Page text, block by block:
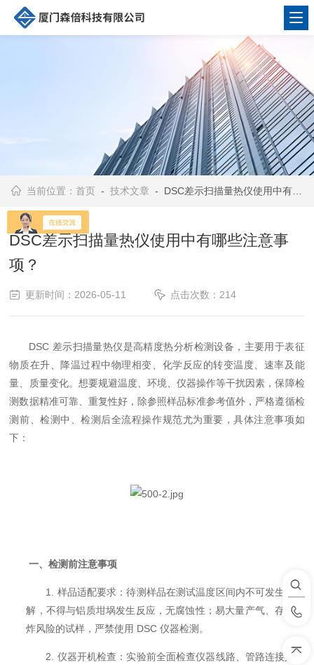
当前位置：首页 -技术文章 - DSC差示扫描量热仪使用中有哪些注意事项？
DSC差示扫描量热仪使用中有哪些注意事
项？
更新时间：2026-05-11 点击次数：214
DSC 差示扫描量热仪是高精度热分析检测设备，主要用于表征
物质在升、降温过程中物理相变、化学反应的转变温度、速率及能
量、质量变化。想要规避温度、环境、仪器操作等干扰因素，保障检
测数据精准可靠、重复性好，除参照样品标准参考值外，严格遵循检
测前、检测中、检测后全流程操作规范尤为重要，具体注意事项如
下：
一、检测前注意事项
1. 样品适配要求：待测样品在测试温度区间内不可发生热分
解，不得与铝质坩埚发生反应，无腐蚀性；易大量产气、存在爆
炸风险的试样，严禁使用 DSC 仪器检测。
2. 仪器开机检查：实验前全面检查仪器线路、管路连接是否